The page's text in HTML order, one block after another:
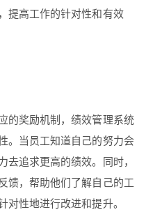
提高工作的针对性和有效
的奖励机制，绩效管理系统
。当员工知道自己的努力会
去追求更高的绩效。同时，
馈，帮助他们了解自己的工
对性地进行改进和提升。